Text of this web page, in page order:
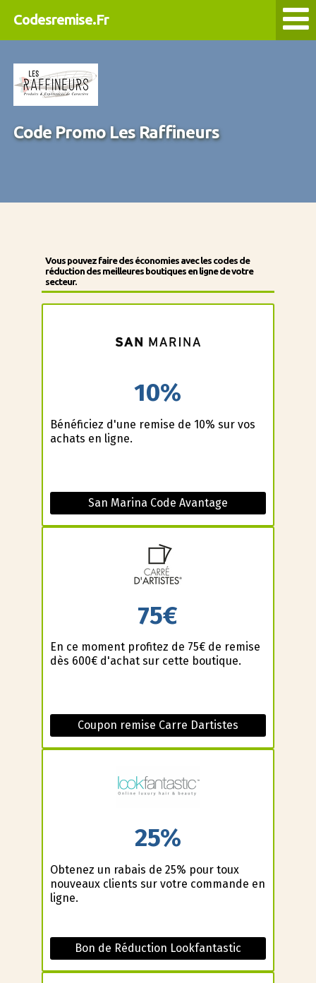
Codesremise.Fr
Code Promo Les Raffineurs
Vous pouvez faire des économies avec les codes de
réduction des meilleures boutiques en ligne de votre
secteur.
10%
Bénéficiez d'une remise de 10% sur vos
achats en ligne.
San Marina Code Avantage
75€
En ce moment profitez de 75€ de remise
dès 600€ d'achat sur cette boutique.
Coupon remise Carre Dartistes
25%
Obtenez un rabais de 25% pour toux
nouveaux clients sur votre commande en
ligne.
Bon de Réduction Lookfantastic